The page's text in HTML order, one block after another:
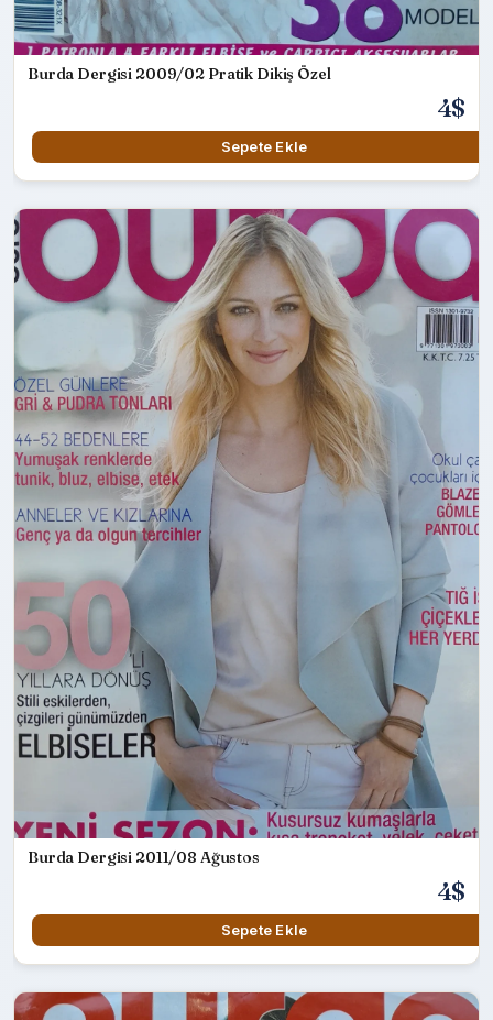
Burda Dergisi 2009/02 Pratik Dikiş Özel
4$
Sepete Ekle
Burda Dergisi 2011/08 Ağustos
4$
Sepete Ekle